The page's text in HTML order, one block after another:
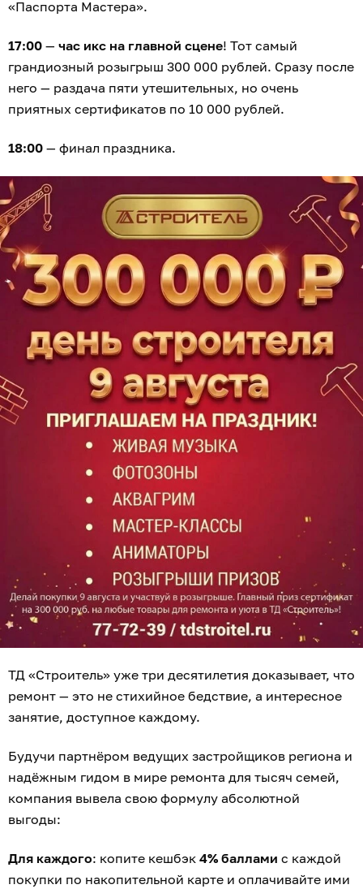
«Паспорта Мастера».
17:00 — час икс на главной сцене! Тот самый
грандиозный розыгрыш 300 000 рублей. Сразу после
него — раздача пяти утешительных, но очень
приятных сертификатов по 10 000 рублей.
18:00 — финал праздника.
ТД «Строитель» уже три десятилетия доказывает, что
ремонт — это не стихийное бедствие, а интересное
занятие, доступное каждому.
Будучи партнёром ведущих застройщиков региона и
надёжным гидом в мире ремонта для тысяч семей,
компания вывела свою формулу абсолютной
выгоды:
Для каждого: копите кешбэк 4% баллами с каждой
покупки по накопительной карте и оплачивайте ими